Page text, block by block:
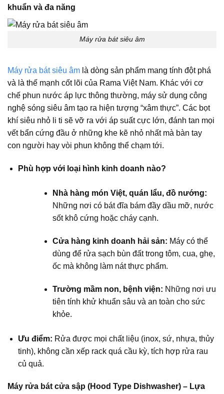
khuẩn và đa năng
Máy rửa bát siêu âm
Máy rửa bát siêu âm là dòng sản phẩm mang tính đột phá
và là thế mạnh cốt lõi của Rama Việt Nam. Khác với cơ
chế phun nước áp lực thông thường, máy sử dụng công
nghệ sóng siêu âm tạo ra hiện tượng “xâm thực”. Các bọt
khí siêu nhỏ li ti sẽ vỡ ra với áp suất cực lớn, đánh tan mọi
vết bẩn cứng đầu ở những khe kẽ nhỏ nhất mà bàn tay
con người hay vòi phun không thể chạm tới.
Phù hợp với loại hình kinh doanh nào?
Nhà hàng món Việt, quán lẩu, đồ nướng:
Những nơi có bát đĩa bám đầy dầu mỡ, nước
sốt khô cứng hoặc cháy cạnh.
Cửa hàng kinh doanh hải sản: Máy có thể
dùng để rửa sạch bùn đất trong tôm, cua, ghẹ,
ốc mà không làm nát thực phẩm.
Trường mầm non, bệnh viện: Những nơi ưu
tiên tính khử khuẩn sâu và an toàn cho sức
khỏe.
Ưu điểm: Rửa được mọi chất liệu (inox, sứ, nhựa, thủy
tinh), không cần xếp rack quá cầu kỳ, tích hợp rửa rau
củ quả.
Máy rửa bát cửa sập (Hood Type Dishwasher) – Lựa